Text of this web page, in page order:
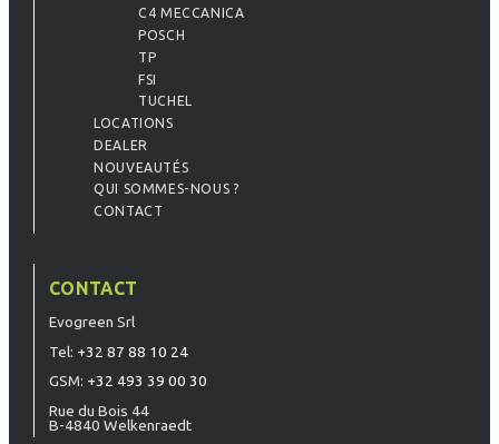
C4 MECCANICA
POSCH
TP
FSI
TUCHEL
LOCATIONS
DEALER
NOUVEAUTÉS
QUI SOMMES-NOUS ?
CONTACT
CONTACT
Evogreen Srl
Tel: +32 87 88 10 24
GSM: +32 493 39 00 30
Rue du Bois 44
B-4840 Welkenraedt